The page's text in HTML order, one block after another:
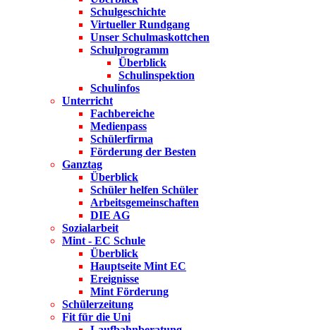
Schulgeschichte
Virtueller Rundgang
Unser Schulmaskottchen
Schulprogramm
Überblick
Schulinspektion
Schulinfos
Unterricht
Fachbereiche
Medienpass
Schülerfirma
Förderung der Besten
Ganztag
Überblick
Schüler helfen Schüler
Arbeitsgemeinschaften
DIE AG
Sozialarbeit
Mint - EC Schule
Überblick
Hauptseite Mint EC
Ereignisse
Mint Förderung
Schülerzeitung
Fit für die Uni